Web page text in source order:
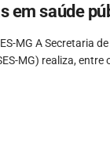
em saúde
MG A Secretaria
MG) realiza, entre